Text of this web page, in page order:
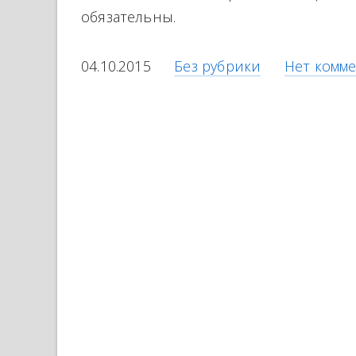
обязательны.
04.10.2015 Без рубрики Нет